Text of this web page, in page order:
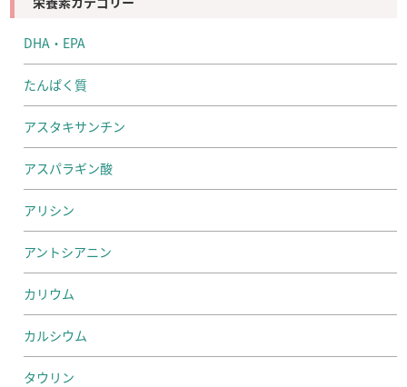
DHA・EPA
たんぱく質
アスタキサンチン
アスパラギン酸
アリシン
アントシアニン
カリウム
カルシウム
タウリン